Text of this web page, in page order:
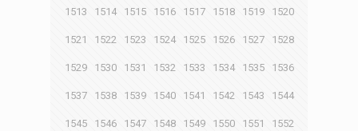
1513 1514 1515 1516 1517 1518 1519 1520
1521 1522 1523 1524 1525 1526 1527 1528
1529 1530 1531 1532 1533 1534 1535 1536
1537 1538 1539 1540 1541 1542 1543 1544
1545 1546 1547 1548 1549 1550 1551 1552